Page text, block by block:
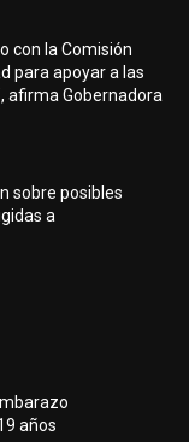
con la Comisión
para apoyar a las
afirma Gobernadora
sobre posibles
a
años